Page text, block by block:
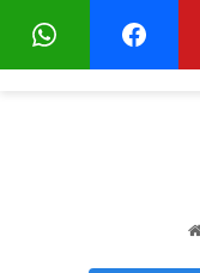
Menu